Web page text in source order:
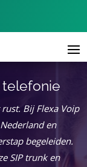
telefonie
Bij Flexa Voip
en
begeleiden.
SIP trunk en